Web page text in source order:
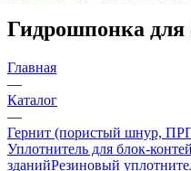
Гидрошпонка для
Главная
—
Каталог
—
Гернит (пористый шнур,
Уплотнитель для блок-
зданийРезиновый